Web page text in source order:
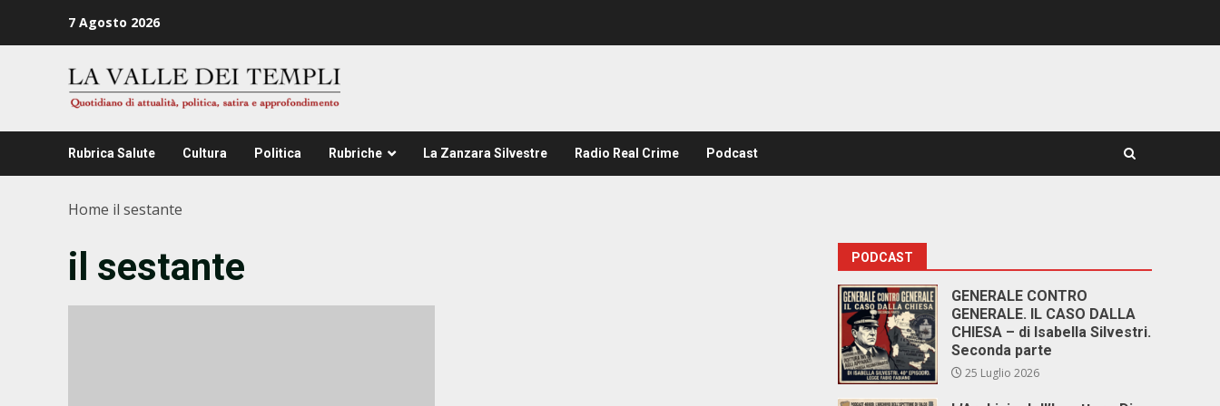
7 Agosto 2026
Rubrica Salute Cultura Politica Rubriche La Zanzara Silvestre Radio Real Crime Podcast
Home il sestante
il sestante PODCAST
GENERALE CONTRO
GENERALE. IL CASO DALLA
CHIESA – di Isabella Silvestri.
Seconda parte
25 Luglio 2026